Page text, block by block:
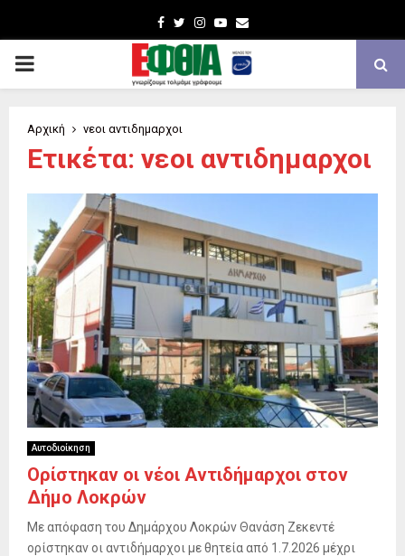
Facebook
TwitterInstagram
Youtube
Email
PRIMARY
Αρχική νεοι αντιδημαρχοι
Ετικέτα: νεοι αντιδημαρχοι
Αυτοδιοίκηση
Ορίστηκαν οι νέοι Αντιδήμαρχοι στον
Δήμο Λοκρών
Με απόφαση του Δημάρχου Λοκρών Θανάση Ζεκεντέ
ορίστηκαν οι αντιδήμαρχοι με θητεία από 1.7.2026 μέχρι